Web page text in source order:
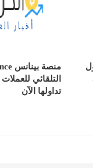
التلقائي
تداولها الآن